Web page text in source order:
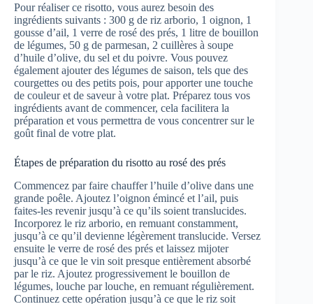
Pour réaliser ce risotto, vous aurez besoin des
ingrédients suivants : 300 g de riz arborio, 1 oignon, 1
gousse d’ail, 1 verre de rosé des prés, 1 litre de bouillon
de légumes, 50 g de parmesan, 2 cuillères à soupe
d’huile d’olive, du sel et du poivre. Vous pouvez
également ajouter des légumes de saison, tels que des
courgettes ou des petits pois, pour apporter une touche
de couleur et de saveur à votre plat. Préparez tous vos
ingrédients avant de commencer, cela facilitera la
préparation et vous permettra de vous concentrer sur le
goût final de votre plat.
Étapes de préparation du risotto au rosé des prés
Commencez par faire chauffer l’huile d’olive dans une
grande poêle. Ajoutez l’oignon émincé et l’ail, puis
faites-les revenir jusqu’à ce qu’ils soient translucides.
Incorporez le riz arborio, en remuant constamment,
jusqu’à ce qu’il devienne légèrement translucide. Versez
ensuite le verre de rosé des prés et laissez mijoter
jusqu’à ce que le vin soit presque entièrement absorbé
par le riz. Ajoutez progressivement le bouillon de
légumes, louche par louche, en remuant régulièrement.
Continuez cette opération jusqu’à ce que le riz soit